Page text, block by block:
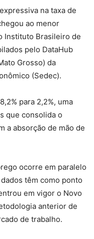
na taxa de
ao menor
Instituto Brasileiro de
pelo DataHub
Grosso) da
(Sedec).
para 2,2%, uma
que consolida o
a absorção de mão de
ocorre em paralelo
têm como ponto
em vigor o Novo
anterior de
de trabalho.